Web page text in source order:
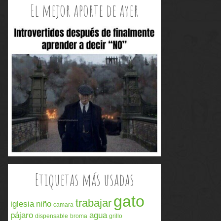
El mejor aporte de ayer
Etiquetas más usadas
iglesia niño camara trabajar gato
pájaro dispensable broma agua grillo